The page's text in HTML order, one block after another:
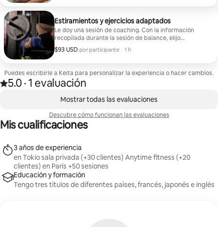
Estiramientos y ejercicios adaptados
Le doy una sesión de coaching. Con la información
recopilada durante la sesión de balance, elijo
ejercicios adaptados.
$93 USD por participante
$93 USD por participante
, · 1 h
Puedes escribirle a Keita para personalizar la experiencia o hacer cambios.
Calificación de 5.0 estrellas sobre 5 basada en 1 evaluación
5.0
, ·1 evaluación
Mostrando 0 de 0 elementos
Mostrar todas las evaluaciones
Descubre cómo funcionan las evaluaciones
Mis cualificaciones
3 años de experiencia
en Tokio sala privada (+30 clientes) Anytime fitness (+20
clientes) en París +50 sesiones
Educación y formación
Tengo tres títulos de diferentes países, francés, japonés e inglés